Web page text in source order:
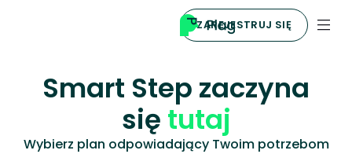
ZAREJESTRUJ SIĘ
Smart Step zaczyna
się tutaj
Wybierz plan odpowiadający Twoim potrzebom